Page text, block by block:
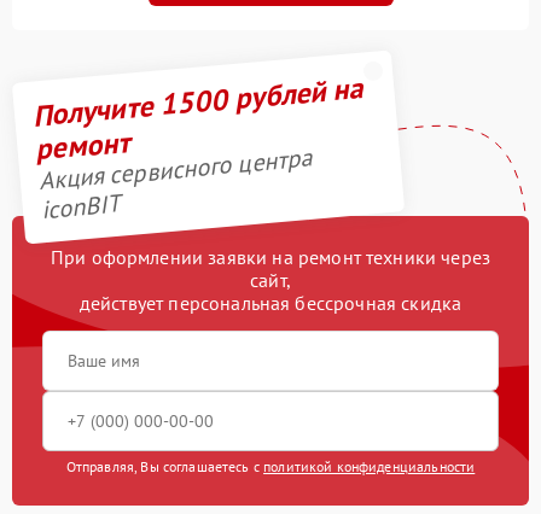
Получите 1500 рублей на
ремонт
Акция сервисного центра
iconBIT
При оформлении заявки на ремонт техники через
сайт,
действует персональная бессрочная скидка
Отправляя, Вы соглашаетесь с политикой конфиденциальности